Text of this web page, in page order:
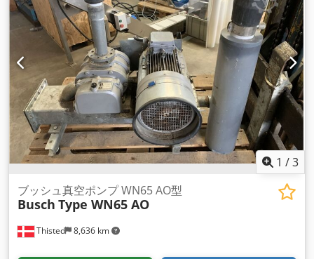
1 /3
Thisted 8,636 km
ブッシュ真空ポンプ WN65 AO型
Busch Type WN65 AO